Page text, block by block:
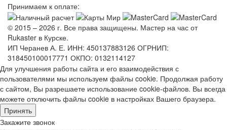
Принимаем к оплате:
© 2015 – 2026 г. Все права защищены. Мастер на час от
Rukaster в Курске.
ИП Черанев А. Е. ИНН: 450137883126 ОГРНИП:
318450100017771 ОКПО: 0132114127
Для улучшения работы сайта и его взаимодействия с
пользователями мы используем файлы cookie. Продолжая работу
с сайтом, Вы разрешаете использование cookie-файлов. Вы всегда
можете отключить файлы cookie в настройках Вашего браузера.
Принять
Закажите звонок